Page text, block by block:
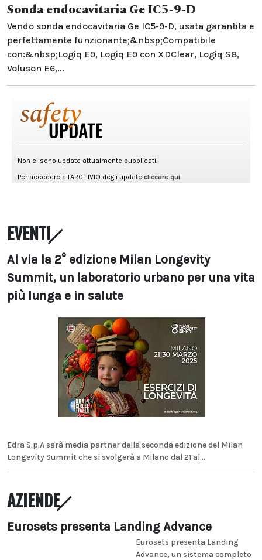
Sonda endocavitaria Ge IC5-9-D
Vendo sonda endocavitaria Ge IC5-9-D, usata garantita e
perfettamente funzionante;&nbsp;Compatibile
con:&nbsp;Logiq E9, Logiq E9 con XDClear, Logiq S8,
Voluson E6,...
EVENTI
Al via la 2° edizione Milan Longevity
Summit, un laboratorio urbano per una vita
più lunga e in salute
Edra S.p.A sarà media partner della seconda edizione del Milan
Longevity Summit che si svolgerà a Milano dal 21 al...
AZIENDE
Eurosets presenta Landing Advance
Eurosets presenta Landing
Advance, un sistema completo